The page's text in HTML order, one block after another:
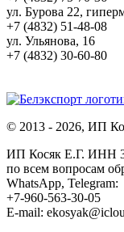
ул. Бурова 22,
+7 (4832) 51-48-08
ул. Ульянова, 16
+7 (4832) 30-60-80
© 2013 - 2026, ИП
ИП Косяк Е.Г. ИНН
по всем вопросам
WhatsApp, Telegram:
+7-960-563-30-05
E-mail: